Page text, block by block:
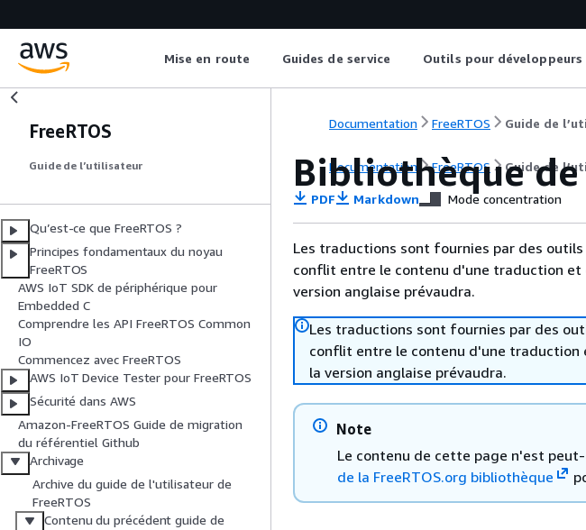
Mise en route Guides de service Outils pour développeurs
FreeRTOS
Guide de l’utilisateur
Qu’est-ce que FreeRTOS ?
Principes fondamentaux du noyau
FreeRTOS
AWS IoT SDK de périphérique pour
Embedded C
Comprendre les API FreeRTOS Common
IO
Commencez avec FreeRTOS
AWS IoT Device Tester pour FreeRTOS
Sécurité dans AWS
Amazon-FreeRTOS Guide de migration
du référentiel Github
Archivage
Archive du guide de l'utilisateur de
FreeRTOS
Contenu du précédent guide de
Documentation FreeRTOS Guide de
Documentation FreeRTOS Guide de
Bibliothèque
PDF Markdown Mode concentration
Les traductions sont fournies par des
conflit entre le contenu d'une traduction et
version anglaise prévaudra.
Les traductions sont fournies par des
conflit entre le contenu d'une traduction
la version anglaise prévaudra.
Note
Le contenu de cette page n'est
de la FreeRTOS.org bibliothèque